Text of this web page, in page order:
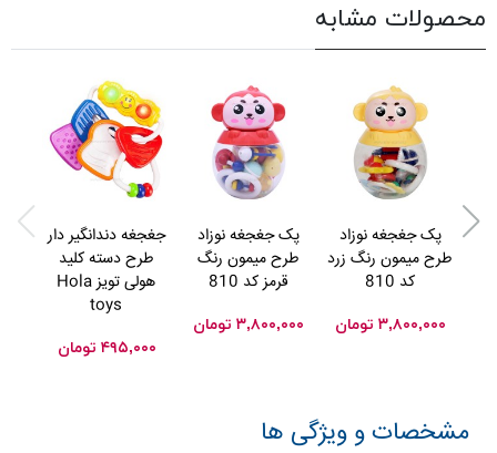
محصولات مشابه
پک جغجغه نوزاد
طرح میمون رنگ زرد
کد 810
۳,۸۰۰,۰۰۰ تومان
پک جغجغه نوزاد
طرح میمون رنگ
قرمز کد 810
۳,۸۰۰,۰۰۰ تومان
جغجغه دندانگیر دار
طرح دسته کلید
هولی تویز Hola
toys
۴۹۵,۰۰۰ تومان
مشخصات و ویژگی ها